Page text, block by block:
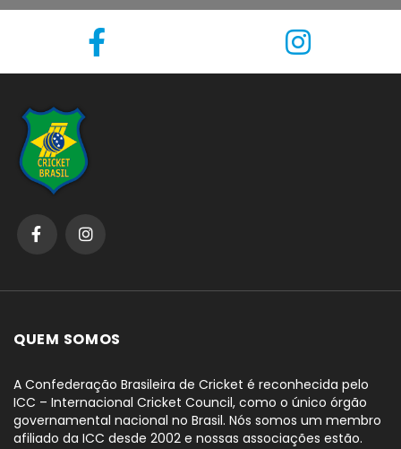
QUEM SOMOS
A Confederação Brasileira de Cricket é reconhecida pelo
ICC – Internacional Cricket Council, como o único órgão
governamental nacional no Brasil. Nós somos um membro
afiliado da ICC desde 2002 e nossas associações estão.